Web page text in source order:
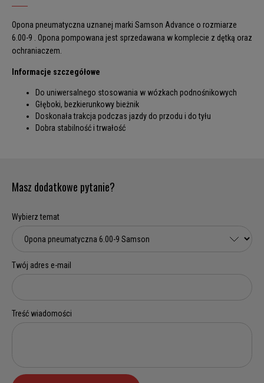
Opona pneumatyczna uznanej marki Samson Advance o rozmiarze
6.00-9 . Opona pompowana jest sprzedawana w komplecie z dętką oraz
ochraniaczem.
Informacje szczegółowe
Do uniwersalnego stosowania w wózkach podnośnikowych
Głęboki, bezkierunkowy bieżnik
Doskonała trakcja podczas jazdy do przodu i do tyłu
Dobra stabilność i trwałość
Masz dodatkowe pytanie?